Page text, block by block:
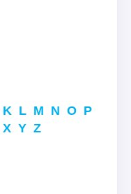
K L M N O P
X Y Z